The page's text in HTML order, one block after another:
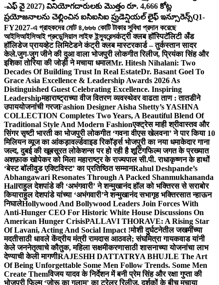
-ఎఫ్ వై 2027) వినియోగదారులకు మొత్తం రూ. 4,666 కోట్ల
ప్రయోజనాలను చెల్లించిన ఐసిఐసిఐ ప్రుడెన్షియల్ లైఫ్ ఇన్సూరెన్స్Q1-
FY2027-এ গ্রাহকদের মোট ৪,৬৬৬ কোটি টাকার সুবিধা প্রদান করেছে
আইসিআইসিআই প্রুডেন্সিয়াল লাইফ ইন্স্যুরেন্সकंट्री क्लब हॉस्पिटॅलिटी अँड
हॉलिडेज प्रायव्हेट लिमिटेडने कंट्री क्लब मास्टरकार्ड – तुर्कस्तान सादर
केले.जुग-जुग जीने की दुआ वाला भोजपुरी लोकगीत रिलीज, प्रियंका सिंह और
इशिका तोरिया की जोड़ी ने मचाया धमालMr. Hitesh Nihalani: Two
Decades Of Building Trust In Real EstateDr. Basant Goel To
Grace Asia Excellence & Leadership Awards 2026 As
Distinguished Guest Celebrating Excellence. Inspiring
Leadershipमहाराष्ट्राच्या वीज वितरण व्यवस्थेवर वाढता ताण : तातडीने
उपाययोजनांची गरजFashion Designer Aisha Shetty’s YASHNA
COLLECTION Completes Two Years, A Beautiful Blend Of
Traditional Style And Modern Fashionएक्ट्रेस माही श्रीवास्तव और
सिंगर सृष्टी भारती का भोजपुरी लोकगीत ‘गवना वीएस खेलवना’ ने पार किया 10
मिलियन व्यूज का आंकड़ावर्ल्डवाइड रिकॉर्ड्स भोजपुरी का नया धमाकेदार गाना
जल्द, दुबई की खूबसूरत लोकेशन्स पर हो रही है शूटिंगफिल्म जगत के प्रख्यात
अशफ़ाक खोपेकर को मिला महाराष्ट्र के राज्यपाल सी.पी. राधाकृष्णन के हाथों
‘बेस्ट बॉलीवुड एक्टिविस्ट’ का प्रतिष्ठित सम्मानRahul Deshpande’s
Abhangawari Resonates Through A Packed Shanmukhananda
Hallराहुल देशपांडे की ‘अभंगवारी’ ने शन्मुखानंद हॉल को भक्तिरस से सराबोर
कियाराहुल देशपांडे यांच्या ‘अभंगवारी’ने शन्मुखानंद सभागृह भक्तिरसात न्हाऊन
निघालेHollywood And Bollywood Leaders Join Forces With
Anti-Hunger CEO For Historic White House Discussions On
American Hunger CrisisPALLAVI THORAVE: A Rising Star
Of Lavani, Acting And Social Impact !मोशी दुर्घटनेतील जखमींच्या
मदतीसाठी धावले केंद्रीय मंत्री रामदास आठवले; संघमित्रा गायकवाड यांनी
केले जननेतृत्वाचे कौतुक, महिला सक्षमीकरणासाठी शासनाच्या योजनांचा लाभ
देण्याची केली मागणीRAJESHH DATTATRYA BHUJLE The Art
Of Being Unforgettable Some Men Follow Trends. Some Men
Create Themविजय यादव के निर्देशन में बनी प्रेम सिंह और रक्षा गुप्ता की
भोजपुरी फिल्म ‘जोरू का गुलाम’ का ट्रेलर रिलीज, दर्शकों के बीच मचाया